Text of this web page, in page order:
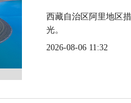
西藏自治区阿里地区
光。
2026-08-06 11:32